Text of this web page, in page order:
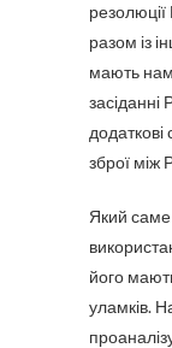
разом із
мають
додаткові
зброї між
Який саме
його
уламків.